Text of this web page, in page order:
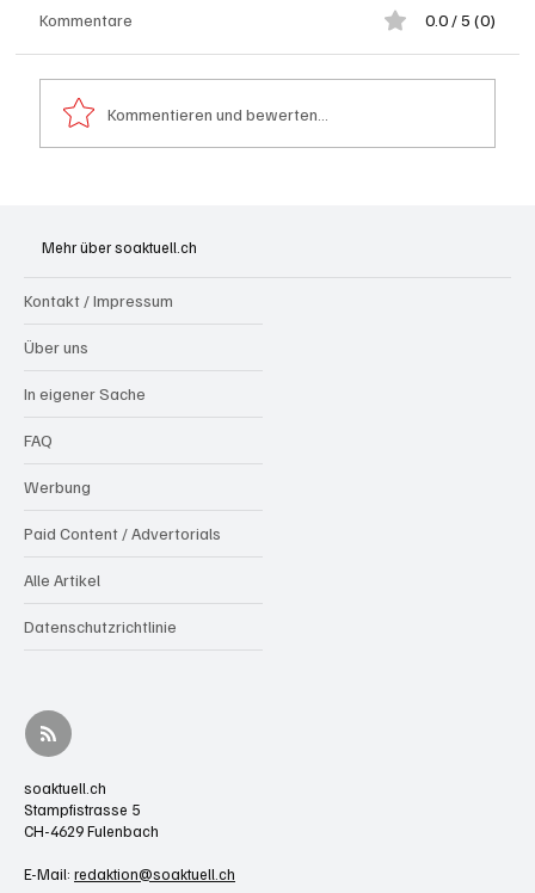
Kommentare 0.0 / 5 (0)
Kommentieren und bewerten...
Mehr über soaktuell.ch
Kontakt / Impressum
Über uns
In eigener Sache
FAQ
Werbung
Paid Content / Advertorials
Alle Artikel
Datenschutzrichtlinie
soaktuell.ch
Stampfistrasse 5
CH-4629 Fulenbach
E-Mail: redaktion@soaktuell.ch